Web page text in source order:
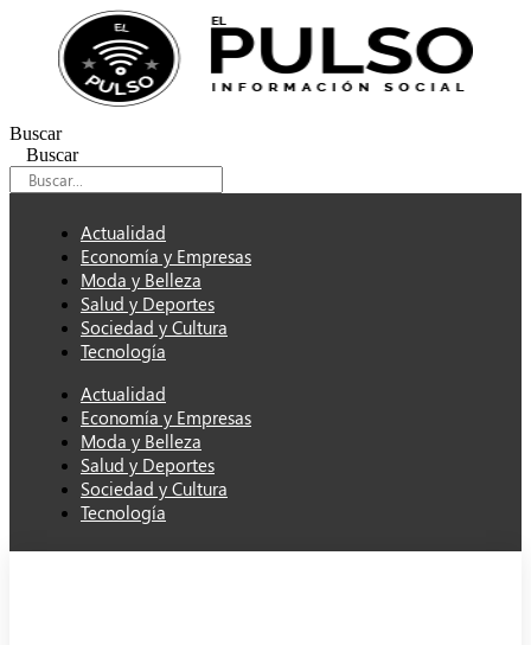
contenido
Buscar
Buscar
Actualidad
Economía y Empresas
Moda y Belleza
Salud y Deportes
Sociedad y Cultura
Tecnología
Actualidad
Economía y Empresas
Moda y Belleza
Salud y Deportes
Sociedad y Cultura
Tecnología